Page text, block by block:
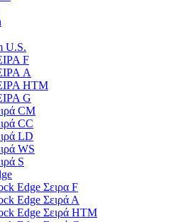
U.S.
F
A
HTM
G
CM
CC
LD
WS
S
Edge Σειρα F
Edge Σειρά Α
Edge Σειρά HTM